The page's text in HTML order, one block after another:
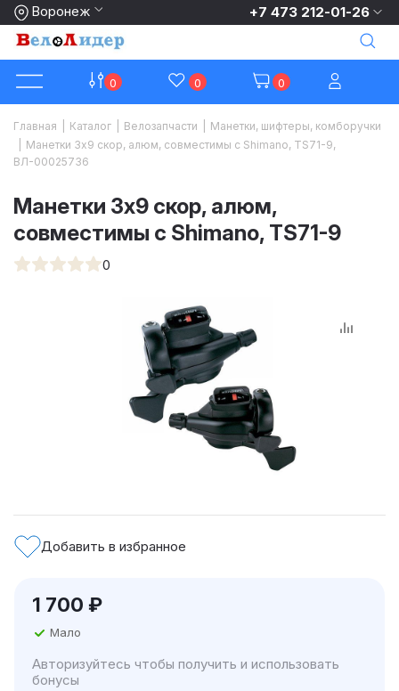
Воронеж +7 473 212-01-26
0 0 0
Главная Каталог Велозапчасти
Манетки, шифтеры, комборучки
Манетки 3х9 скор, алюм, совместимы с Shimano, TS71-9,
ВЛ-00025736
Манетки 3х9 скор, алюм,
совместимы с Shimano, TS71-9
0
Добавить в избранное
1 700 ₽
Мало
Авторизуйтесь чтобы получить и использовать
бонусы